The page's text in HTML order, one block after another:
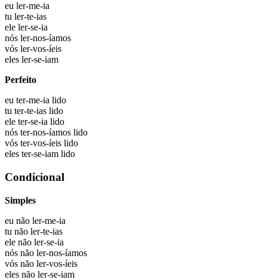
eu ler-me-ia
tu ler-te-ias
ele ler-se-ia
nós ler-nos-íamos
vós ler-vos-íeis
eles ler-se-iam
Perfeito
eu ter-me-ia lido
tu ter-te-ias lido
ele ter-se-ia lido
nós ter-nos-íamos lido
vós ter-vos-íeis lido
eles ter-se-iam lido
Condicional
Simples
eu não ler-me-ia
tu não ler-te-ias
ele não ler-se-ia
nós não ler-nos-íamos
vós não ler-vos-íeis
eles não ler-se-iam